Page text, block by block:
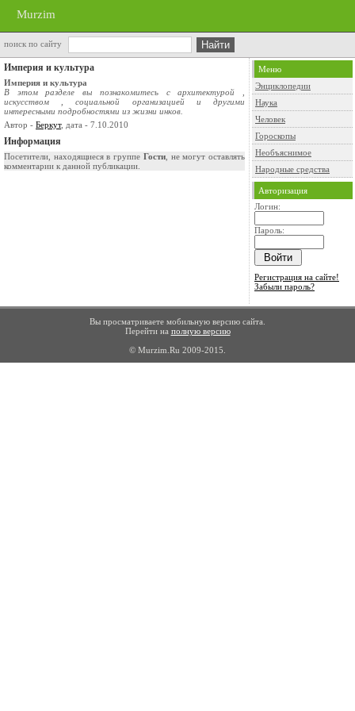
Murzim
поиск по сайту
Империя и культура
Империя и культура
В этом разделе вы познакомитесь с архитектурой ,
искусством , социальной организацией и другими
интересными подробностями из жизни инков.
Автор - Беркут, дата - 7.10.2010
Информация
Посетители, находящиеся в группе Гости, не могут оставлять
комментарии к данной публикации.
Меню
Энциклопедии
Наука
Человек
Гороскопы
Необъяснимое
Народные средства
Авторизация
Логин:
Пароль:
Регистрация на сайте!
Забыли пароль?
Вы просматриваете мобильную версию сайта.
Перейти на полную версию
© Murzim.Ru 2009-2015.